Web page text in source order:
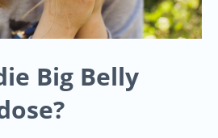
Big Belly